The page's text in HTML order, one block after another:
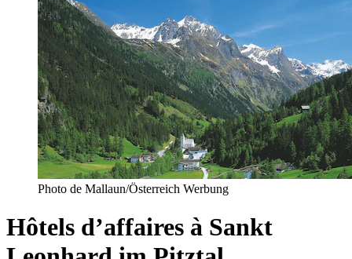
Photo de Mallaun/Österreich Werbung
Hôtels d’affaires à Sankt